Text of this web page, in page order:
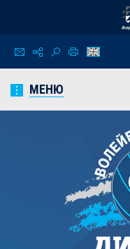
МЕНЮ